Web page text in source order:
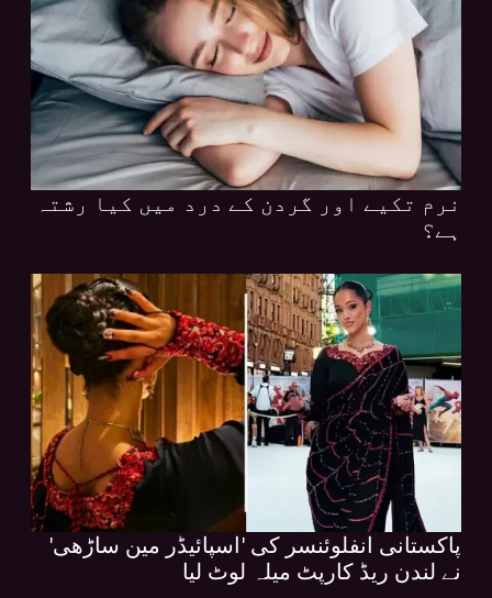
نرم تکیے اور گردن کے درد میں کیا رشتہ
ہے؟
پاکستانی انفلوئنسر کی 'اسپائیڈر مین ساڑھی'
نے لندن ریڈ کارپٹ میلہ لوٹ لیا